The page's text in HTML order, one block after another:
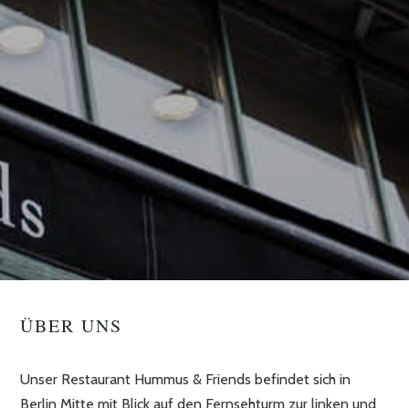
ÜBER UNS
Unser Restaurant Hummus & Friends befindet sich in
Berlin Mitte mit Blick auf den Fernsehturm zur linken und
This page can't load Google Maps correctly.
Do you own this website?